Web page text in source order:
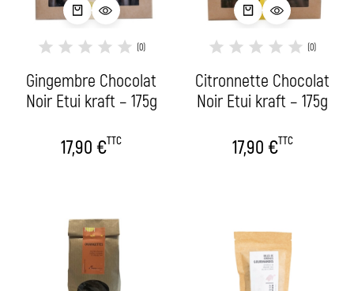
(0)
Gingembre Chocolat
Noir Etui kraft – 175g
17,90€TTC
(0)
Citronnette Chocolat
Noir Etui kraft – 175g
17,90 €TTC